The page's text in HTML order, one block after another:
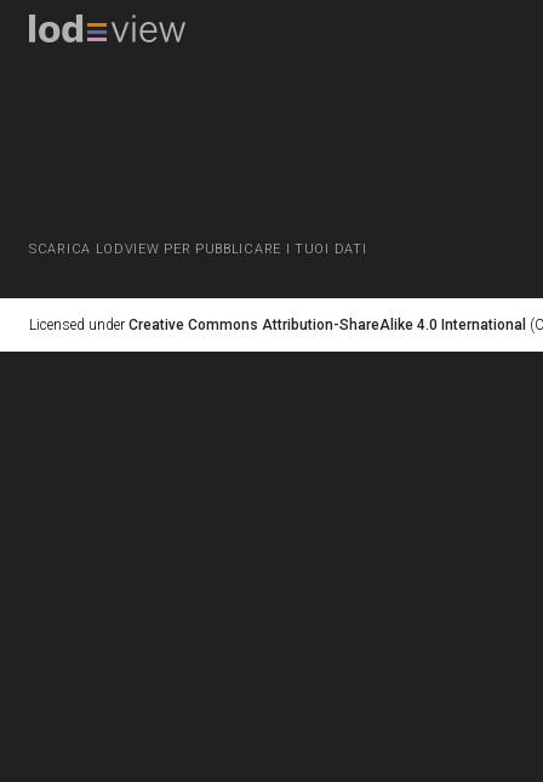
SCARICA LODVIEW PER PUBBLICARE I TUOI DATI
Licensed under Creative Commons Attribution-ShareAlike 4.0 International